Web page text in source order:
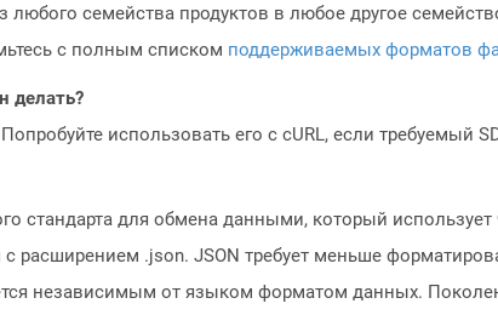
семейства продуктов в любое другое семейство
с полным списком поддерживаемых форматов
делать?
использовать его с cURL, если требуемый
стандарта для обмена данными, который
расширением .json. JSON требует меньше
независимым от языком форматом данных.